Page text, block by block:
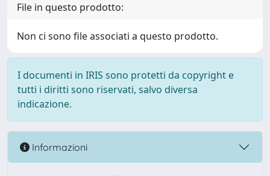
File in questo prodotto:
Non ci sono file associati a questo prodotto.
I documenti in IRIS sono protetti da copyright e
tutti i diritti sono riservati, salvo diversa
indicazione.
Informazioni